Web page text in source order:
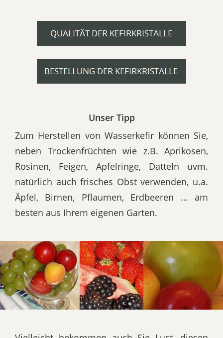
Unser Tipp
Zum Herstellen von Wasserkefir können Sie,
neben Trockenfrüchten wie z.B. Aprikosen,
Rosinen, Feigen, Apfelringe, Datteln uvm.
natürlich auch frisches Obst verwenden, u.a.
Äpfel, Birnen, Pflaumen, Erdbeeren ... am
besten aus Ihrem eigenen Garten.